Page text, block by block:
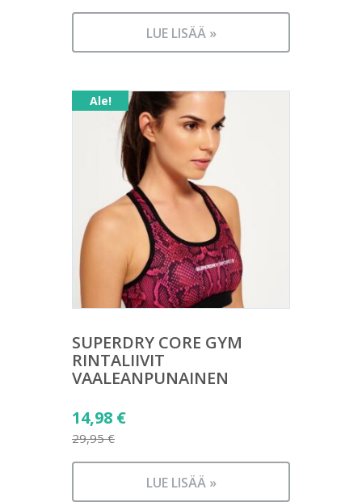
LUE LISÄÄ »
Ale!
SUPERDRY CORE GYM
RINTALIIVIT
VAALEANPUNAINEN
29,95€
Alkuperäinen
hinta
oli:
14,98 €
Nykyinen
LUE LISÄÄ »